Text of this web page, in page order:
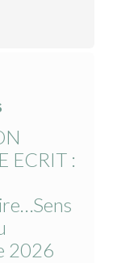
ECRIT :
2026